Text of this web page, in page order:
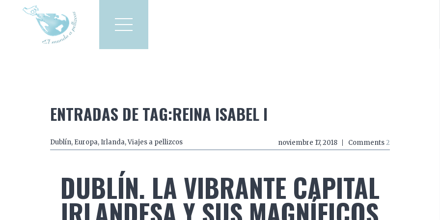
Viajes a pellizcos
ENTRADAS DE TAG:REINA ISABEL I
Dublín, Europa,Irlanda,Viajes a pellizcos noviembre 17, 2018 Comments2
DUBLÍN. LA VIBRANTE CAPITAL